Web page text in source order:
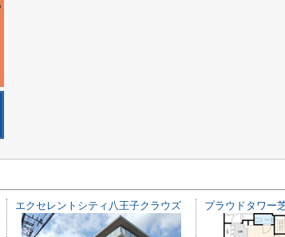
エクセレントシティ八王子クラウズ プラウドタワー